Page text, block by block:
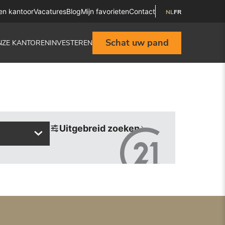
kantoorVacaturesBlogMijn favorietenContact NLFR
KANTORENINVESTEREN Schat uw pand
Uitgebreid zoeken